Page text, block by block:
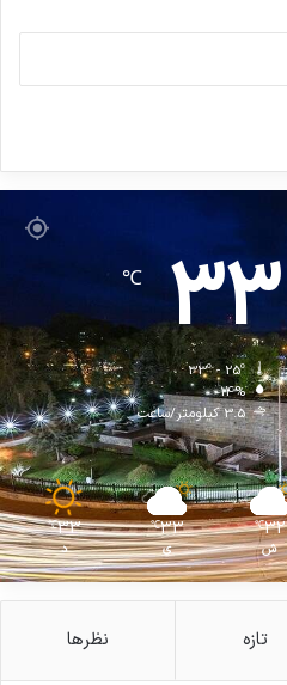
33
℃
33º - 25º
14%
3.5 کیلومتر/ساعت
32
℃
ش
33
℃
ی
33
℃
د
تازه نظرها